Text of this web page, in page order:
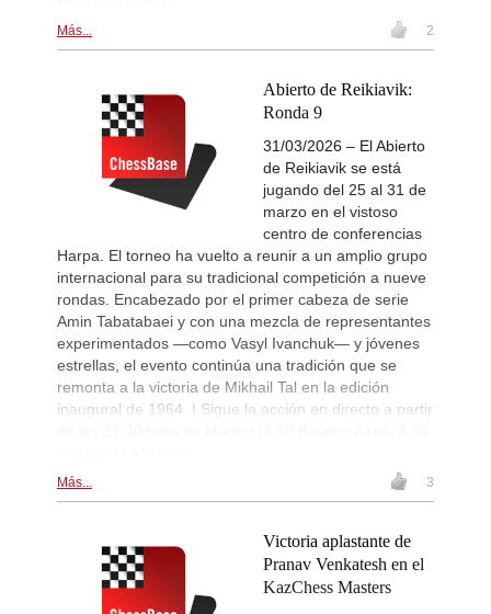
Más... 2
Abierto de Reikiavik:
Ronda 9
31/03/2026 – El Abierto
de Reikiavik se está
jugando del 25 al 31 de
marzo en el vistoso
centro de conferencias
Harpa. El torneo ha vuelto a reunir a un amplio grupo
internacional para su tradicional competición a nueve
rondas. Encabezado por el primer cabeza de serie
Amin Tabatabaei y con una mezcla de representantes
experimentados —como Vasyl Ivanchuk— y jóvenes
estrellas, el evento continúa una tradición que se
remonta a la victoria de Mikhail Tal en la edición
inaugural de 1964. | Sigue la acción en directo a partir
Más... 3
Victoria aplastante de
Pranav Venkatesh en el
KazChess Masters